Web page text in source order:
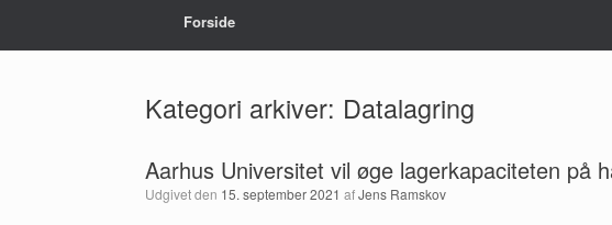
Forside
Kategori arkiver: Datalagring
Aarhus Universitet vil øge lagerkapaciteten på
Udgivet den 15. september 2021 afJens Ramskov